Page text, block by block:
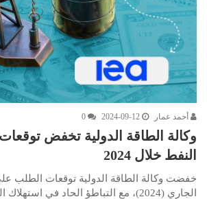
أحمد عمار 2024-09-12
0
وكالة الطاقة الدولية تخفض
النفط خلال 2024
خفضت وكالة الطاقة الدولية توقعات الطلب
الجاري (2024)، مع التباطؤ الحاد في استهلاك الخام بالنصف الأول…